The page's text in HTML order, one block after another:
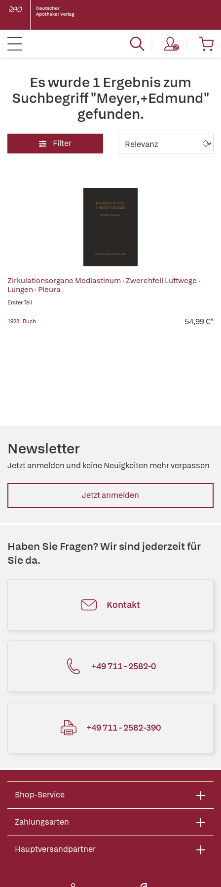
Es wurde 1 Ergebnis zum
Suchbegriff "Meyer,+Edmund"
gefunden.
Filter
Zirkulationsorgane Mediastinum · Zwerchfell Luftwege ·
Lungen · Pleura
Erster Teil
1928 | Buch 54,99 €*
Newsletter
Jetzt anmelden und keine Neuigkeiten mehr verpassen
Jetzt anmelden
Haben Sie Fragen? Wir sind jederzeit für
Sie da.
Kontakt
+49 711 - 2582-0
+49 711 - 2582-390
Shop-Service
Zahlungsarten
Hauptversandpartner